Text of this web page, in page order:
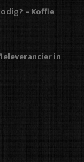
– Koffie
in